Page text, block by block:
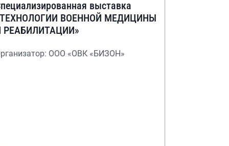
выставка
ВОЕННОЙ МЕДИЦИНЫ
РЕАБИЛИТАЦИИ»
ООО «ОВК «БИЗОН»